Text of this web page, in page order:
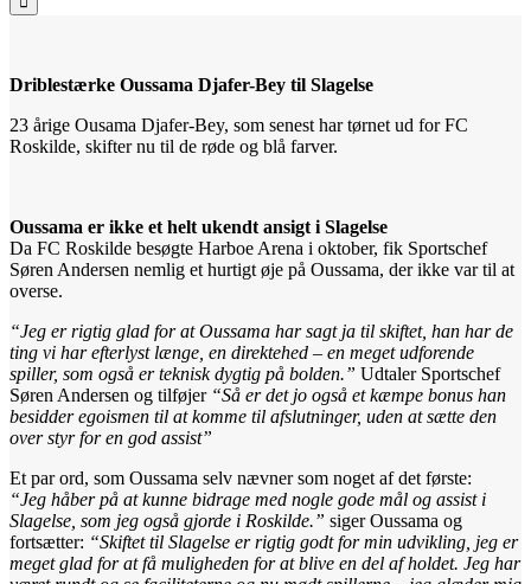
Driblestærke Oussama Djafer-Bey til Slagelse
23 årige Ousama Djafer-Bey, som senest har tørnet ud for FC
Roskilde, skifter nu til de røde og blå farver.
Oussama er ikke et helt ukendt ansigt i Slagelse
Da FC Roskilde besøgte Harboe Arena i oktober, fik Sportschef
Søren Andersen nemlig et hurtigt øje på Oussama, der ikke var til at
overse.
“Jeg er rigtig glad for at Oussama har sagt ja til skiftet, han har de
ting vi har efterlyst længe, en direktehed – en meget udforende
spiller, som også er teknisk dygtig på bolden.” Udtaler Sportschef
Søren Andersen og tilføjer “Så er det jo også et kæmpe bonus han
besidder egoismen til at komme til afslutninger, uden at sætte den
over styr for en god assist”
Et par ord, som Oussama selv nævner som noget af det første:
“Jeg håber på at kunne bidrage med nogle gode mål og assist i
Slagelse, som jeg også gjorde i Roskilde.” siger Oussama og
fortsætter: “Skiftet til Slagelse er rigtig godt for min udvikling, jeg er
meget glad for at få muligheden for at blive en del af holdet. Jeg har